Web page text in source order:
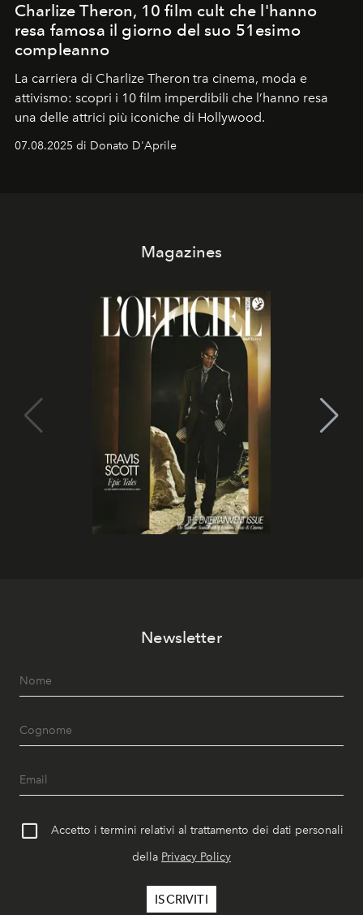
Charlize Theron, 10 film cult che l'hanno
resa famosa il giorno del suo 51esimo
compleanno
La carriera di Charlize Theron tra cinema, moda e
attivismo: scopri i 10 film imperdibili che l’hanno resa
una delle attrici più iconiche di Hollywood.
07.08.2025 di Donato D'Aprile
Magazines
Newsletter
Accetto i termini relativi al trattamento dei dati personali
della Privacy Policy